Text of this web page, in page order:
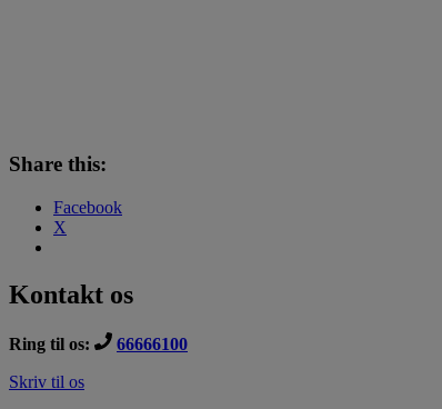
Share this:
Facebook
X
Kontakt os
Ring til os:
66666100
Skriv til os